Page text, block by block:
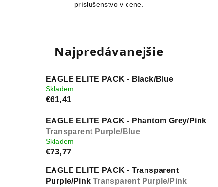
príslušenstvo v cene.
Najpredávanejšie
EAGLE ELITE PACK - Black/Blue
Skladem
€61,41
EAGLE ELITE PACK - Phantom Grey/Pink
Transparent Purple/Blue
Skladem
€73,77
EAGLE ELITE PACK - Transparent
Purple/Pink Transparent Purple/Pink